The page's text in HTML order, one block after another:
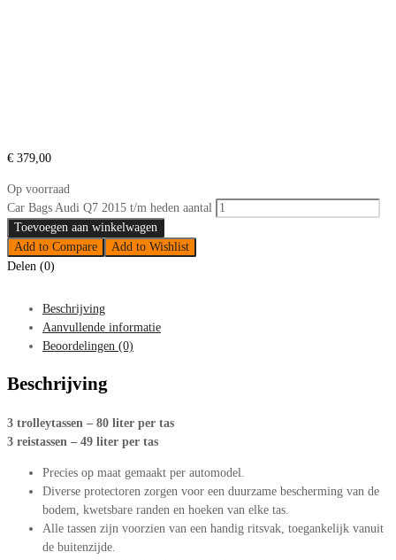
€ 379,00
Op voorraad
Car Bags Audi Q7 2015 t/m heden aantal
Toevoegen aan winkelwagen
Add to Compare
Add to Wishlist
Delen (0)
Beschrijving
Aanvullende informatie
Beoordelingen (0)
Beschrijving
3 trolleytassen – 80 liter per tas
3 reistassen – 49 liter per tas
Precies op maat gemaakt per automodel.
Diverse protectoren zorgen voor een duurzame bescherming van de
bodem, kwetsbare randen en hoeken van elke tas.
Alle tassen zijn voorzien van een handig ritsvak, toegankelijk vanuit
de buitenzijde.